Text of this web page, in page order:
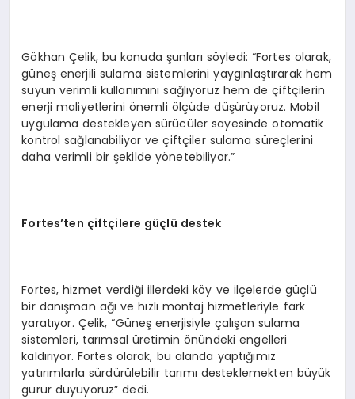
Gökhan Çelik, bu konuda şunları söyledi: “Fortes olarak,
güneş enerjili sulama sistemlerini yaygınlaştırarak hem
suyun verimli kullanımını sağlıyoruz hem de çiftçilerin
enerji maliyetlerini önemli ölçüde düşürüyoruz. Mobil
uygulama destekleyen sürücüler sayesinde otomatik
kontrol sağlanabiliyor ve çiftçiler sulama süreçlerini
daha verimli bir şekilde yönetebiliyor.”
Fortes’ten çiftçilere güçlü destek
Fortes, hizmet verdiği illerdeki köy ve ilçelerde güçlü
bir danışman ağı ve hızlı montaj hizmetleriyle fark
yaratıyor. Çelik, “Güneş enerjisiyle çalışan sulama
sistemleri, tarımsal üretimin önündeki engelleri
kaldırıyor. Fortes olarak, bu alanda yaptığımız
yatırımlarla sürdürülebilir tarımı desteklemekten büyük
gurur duyuyoruz” dedi.